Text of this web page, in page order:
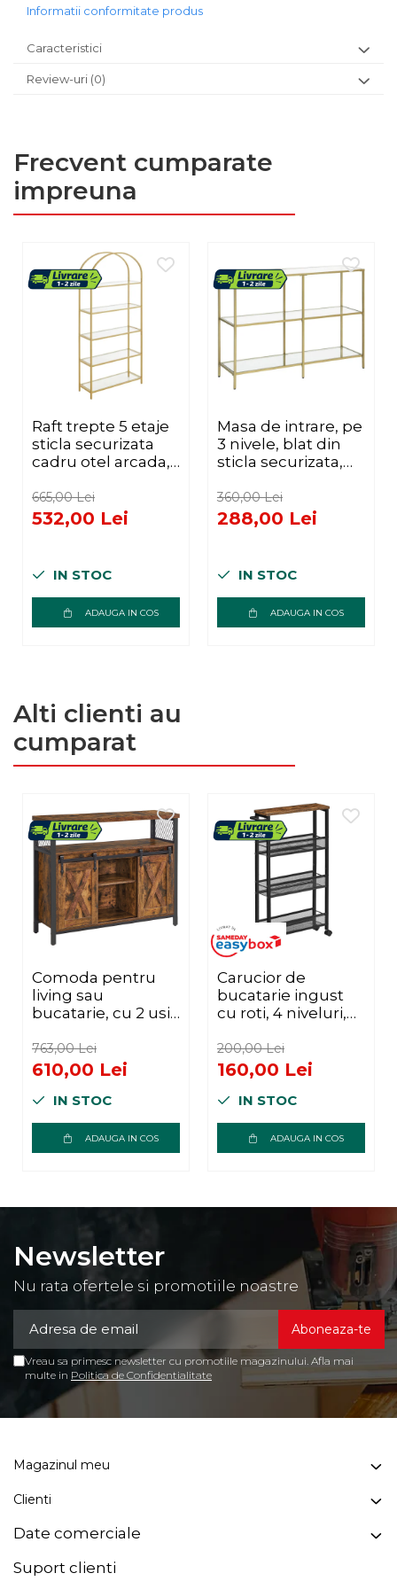
Informatii conformitate produs
Caracteristici
Review-uri (0)
Frecvent cumparate
impreuna
Raft trepte 5 etaje
sticla securizata
cadru otel arcada,
design elegant,
auriu
665,00 Lei
532,00 Lei
IN STOC
ADAUGA IN COS
Masa de intrare, pe
3 nivele, blat din
sticla securizata,
30x100x73cm,
auriu
360,00 Lei
288,00 Lei
IN STOC
ADAUGA IN COS
Alti clienti au
cumparat
Comoda pentru
living sau
bucatarie, cu 2 usi
reglabile, stil rustic,
33x100x80cm,
maro si negru
763,00 Lei
610,00 Lei
IN STOC
ADAUGA IN COS
Carucior de
bucatarie ingust
cu roti, 4 niveluri,
13x47x77 cm, maro
rustic
200,00 Lei
160,00 Lei
IN STOC
ADAUGA IN COS
Newsletter
Nu rata ofertele si promotiile noastre
Vreau sa primesc newsletter cu promotiile magazinului. Afla mai
multe in Politica de Confidentialitate
Magazinul meu
Clienti
Date comerciale
Suport clienti